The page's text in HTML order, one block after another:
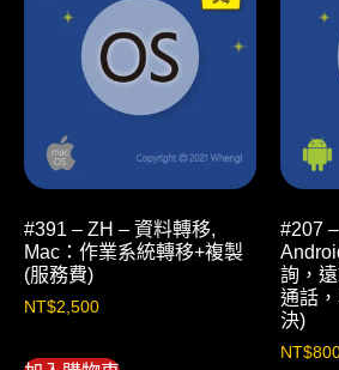
#391 – ZH – 資料轉移,
Mac：作業系統轉移+複製
(服務費)
NT$2,500
#207
詢，
通話
決)
NT$